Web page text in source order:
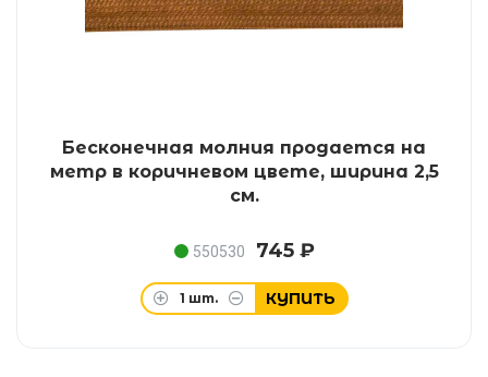
Бесконечная молния продается на
метр в коричневом цвете, ширина 2,5
см.
550530 745 ₽
1 шт. КУПИТЬ